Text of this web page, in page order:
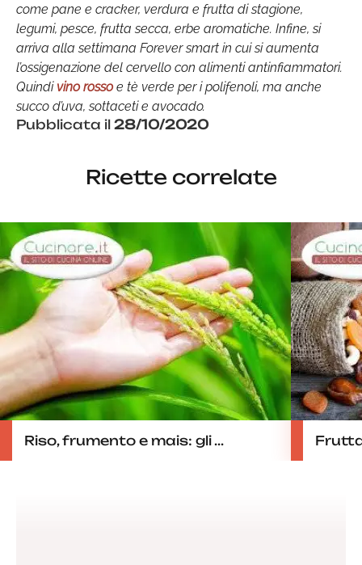
come pane e cracker, verdura e frutta di stagione,
legumi, pesce, frutta secca, erbe aromatiche. Infine, si
arriva alla settimana Forever smart in cui si aumenta
l’ossigenazione del cervello con alimenti antinfiammatori.
Quindi vino rossoe tè verde per i polifenoli, ma anche
succo d’uva, sottaceti e avocado.
Pubblicata il 28/10/2020
Ricette correlate
Riso, frumento e mais: gli ...